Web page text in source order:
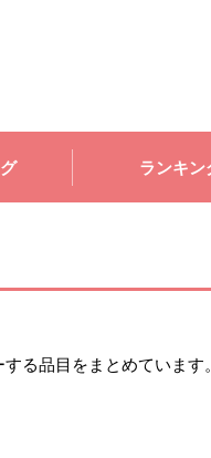
ランキン
る品目をまとめていま